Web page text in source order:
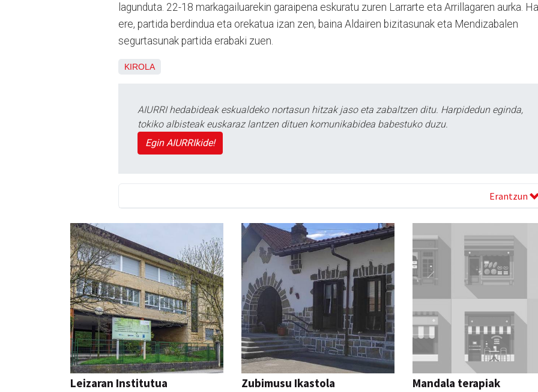
lagunduta. 22-18 markagailuarekin garaipena eskuratu zuren Larrarte eta Arrillagaren aurka.
ere, partida berdindua eta orekatua izan zen, baina Aldairen bizitasunak eta Mendizabalen
segurtasunak partida erabaki zuen.
KIROLA
AIURRI hedabideak eskualdeko nortasun hitzak jaso eta zabaltzen ditu. Harpidedun eginda,
tokiko albisteak euskaraz lantzen dituen komunikabidea babestuko duzu.
Egin AIURRIkide!
Erantzun
Leizaran Institutua Zubimusu Ikastola Mandala terapiak